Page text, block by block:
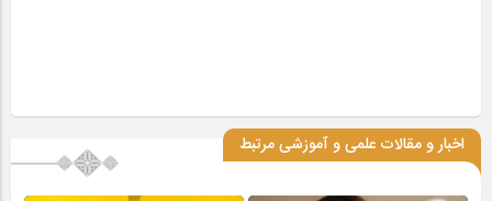
اخبار و مقالات علمی و آموزشی مرتبط